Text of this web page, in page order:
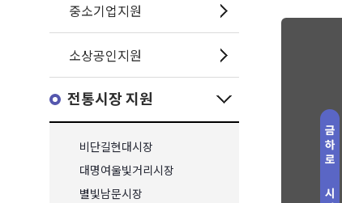
중소기업지원
소상공인지원
전통시장 지원
비단길현대시장
대명여울빛거리시장
별빛남문시장